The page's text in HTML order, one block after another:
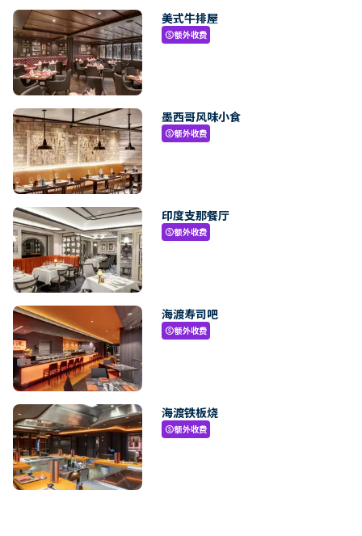
美式牛排屋
paid额外收费
墨西哥风味小食
paid额外收费
印度支那餐厅
paid额外收费
海渡寿司吧
paid额外收费
海渡铁板烧
paid额外收费